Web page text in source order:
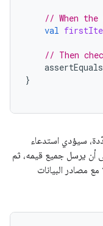
// When
val
// Then
assertEquals
}
سيؤدي استدعاء
أن يرسل جميع قيمه، ثم
مصادر البيانات